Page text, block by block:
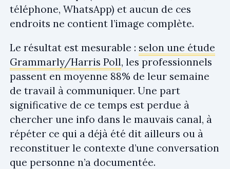
téléphone, WhatsApp) et aucun de ces
endroits ne contient l’image complète.
Le résultat est mesurable : selon une étude
Grammarly/Harris Poll, les professionnels
passent en moyenne 88% de leur semaine
de travail à communiquer. Une part
significative de ce temps est perdue à
chercher une info dans le mauvais canal, à
répéter ce qui a déjà été dit ailleurs ou à
reconstituer le contexte d’une conversation
que personne n’a documentée.